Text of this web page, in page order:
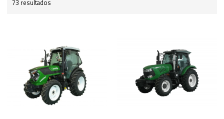
73 resultados